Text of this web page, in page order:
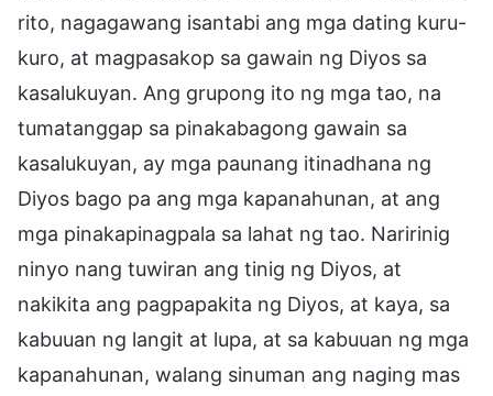
rito, nagagawang isantabi ang mga dating kuru-
kuro, at magpasakop sa gawain ng Diyos sa
kasalukuyan. Ang grupong ito ng mga tao, na
tumatanggap sa pinakabagong gawain sa
kasalukuyan, ay mga paunang itinadhana ng
Diyos bago pa ang mga kapanahunan, at ang
mga pinakapinagpala sa lahat ng tao. Naririnig
ninyo nang tuwiran ang tinig ng Diyos, at
nakikita ang pagpapakita ng Diyos, at kaya, sa
kabuuan ng langit at lupa, at sa kabuuan ng mga
kapanahunan, walang sinuman ang naging mas